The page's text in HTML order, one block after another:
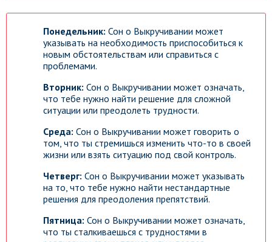
Понедельник: Сон о Выкручивании может
указывать на необходимость приспособиться к
новым обстоятельствам или справиться с
проблемами.
Вторник: Сон о Выкручивании может означать,
что тебе нужно найти решение для сложной
ситуации или преодолеть трудности.
Среда: Сон о Выкручивании может говорить о
том, что ты стремишься изменить что-то в своей
жизни или взять ситуацию под свой контроль.
Четверг: Сон о Выкручивании может указывать
на то, что тебе нужно найти нестандартные
решения для преодоления препятствий.
Пятница: Сон о Выкручивании может означать,
что ты сталкиваешься с трудностями в